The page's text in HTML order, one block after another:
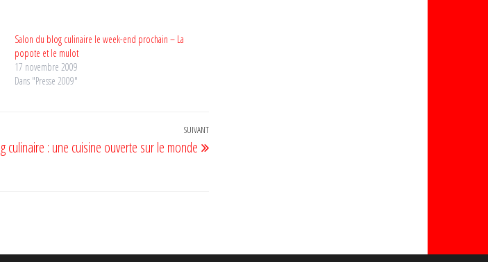
Salon du blog culinaire le week-end prochain – La
popote et le mulot
17 novembre 2009
Dans "Presse 2009"
Article
suivant
SUIVANT
culinaire : une cuisine ouverte sur le monde